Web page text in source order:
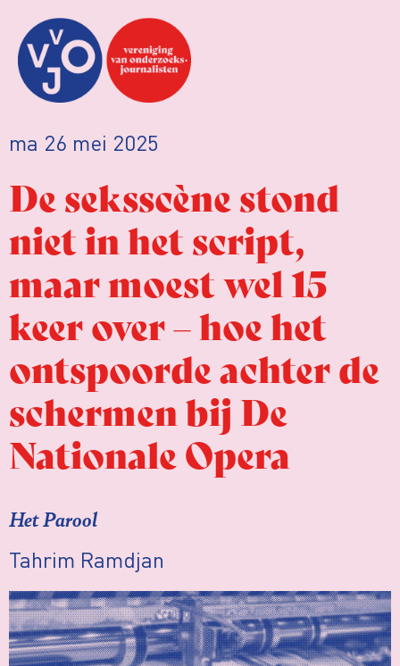
ma 26 mei 2025
De seksscène stond
niet in het script,
maar moest wel 15
keer over – hoe het
ontspoorde achter de
schermen bij De
Nationale Opera
Het Parool
Tahrim Ramdjan